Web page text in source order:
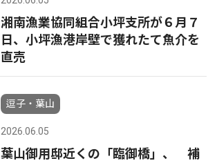
湘南漁業協同組合小坪支所が６月７
日、小坪漁港岸壁で獲れたて魚介を
直売
逗子・葉山
2026.06.05
葉山御用邸近くの「臨御橋」、 補